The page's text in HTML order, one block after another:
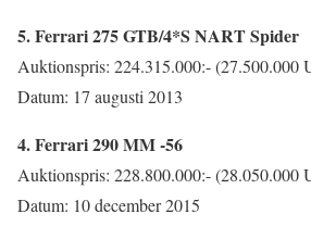
5. Ferrari 275 GTB/4*S NART Spider
Auktionspris: 224.315.000:- (27.500.000
Datum: 17 augusti 2013
4. Ferrari 290 MM -56
Auktionspris: 228.800.000:- (28.050.000
Datum: 10 december 2015